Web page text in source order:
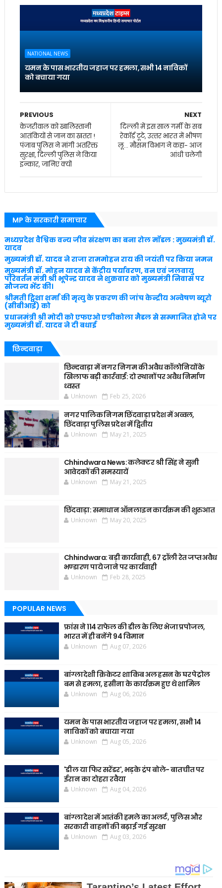
NATIONAL NEWS
यमन के पास भारतीय जहाज पर हमला, सभी 14 नाविकों
को बचाया गया
NEXT
दिल्‍ली में इस साल गर्मी के सब
रेकॉर्ड टूटे, उत्‍तर भारत में भीषण
लू... मौसम विभाग ने कहा- आज
आंधी चलेगी
PREVIOUS
केजरीवाल को खालिस्तानी
आतंकियों से जान का खतरा !
पंजाब पुलिस ने मांगी अतरिक्त
सुरक्षा, दिल्ली पुलिस ने किया
इन्कार, जानिए क्यों
MP के सरकारी समाचार
मध्यप्रदेश वैश्विक वन्य जीव संरक्षण का बना रोल मॉडल : मुख्यमंत्री डॉ.
यादव
मुख्यमंत्री डॉ. यादव ने राजा राममोहन राय की जयंती पर किया नमन
मुख्यमंत्री डॉ. मोहन यादव से केंद्रीय पर्यावरण, वन एवं जलवायु
परिवर्तन मंत्री श्री भूपेन्द्र यादव ने शुक्रवार को मुख्यमंत्री निवास पर
सौजन्य भेंट की।
श्रीमती ट्विशा शर्मा की मृत्यु के प्रकरण की जांच केन्द्रीय अन्वेषण ब्यूरो
(सीबीआई) को
प्रधानमंत्री श्री मोदी को एफएओ एग्रीकोला मैडल से सम्मानित होने पर
मुख्यमंत्री डॉ. यादव ने दी बधाई
छिन्दवाड़ा
छिन्दवाड़ा में नगर निगम की अवैध कॉलोनियों के
खिलाफ बड़ी कार्रवाई: दो स्थानों पर अवैध निर्माण
ध्वस्त
Unknown Feb 25, 2026
नगर पालिक निगम छिंदवाड़ा प्रदेश में अव्वल,
छिंदवाड़ा पुलिस प्रदेश में द्वितीय
Unknown May 21, 2025
Chhindwara News: कलेक्टर श्री सिंह ने सुनी
आवेदकों की समस्यायें
Unknown May 21, 2025
छिंदवाड़ा: समाधान ऑनलाइन कार्यक्रम की शुरुआत
Unknown May 20, 2025
Chhindwara: बड़ी कार्यवाही, 67 ट्रॉली रेत जप्त अवैध
भण्डारण पाये जाने पर कार्यवाही
Unknown Feb 28, 2025
POPULAR NEWS
फ्रांस ने 114 राफेल की डील के लिए भेजा प्रपोजल,
भारत में ही बनेंगे 94 विमान
Unknown Aug 07, 2026
बांग्लादेशी क्रिकेटर शाकिब अल हसन के घर पेट्रोल
बम से हमला, हसीना के कार्यक्रम हुए थे शामिल
Unknown Aug 06, 2026
यमन के पास भारतीय जहाज पर हमला, सभी 14
नाविकों को बचाया गया
Unknown Aug 05, 2026
'डील या फिर सरेंडर', भड़के ट्रंप बोले- बातचीत पर
ईरान का दोहरा रवैया
Unknown Aug 04, 2026
बांग्लादेश में आतंकी हमले का अलर्ट, पुलिस और
सरकारी वाहनों की बढ़ाई गई सुरक्षा
Unknown Aug 03, 2026